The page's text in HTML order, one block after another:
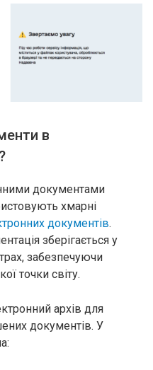
в
документами
хмарні
документів.
зберігається у
забезпечуючи
точки світу.
архів для
документів. У